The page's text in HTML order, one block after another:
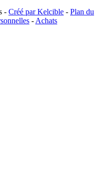
- Créé par Kelcible - Plan du
- Achats